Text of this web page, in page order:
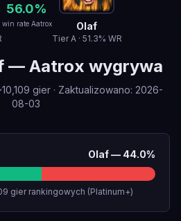
56.0%
win rate Aatrox Olaf
TierA· 51.3% WR
— Aatrox wygrywa
10,109 gier · Zaktualizowano: 2026-
08-03
Olaf— 44.0%
gier rankingowych (Platinum+)